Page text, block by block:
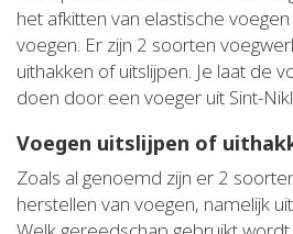
het afkitten van elastische
voegen. Er zijn 2 soorten
uithakken of uitslijpen. Je laat de
doen door een voeger uit Sint-
Voegen uitslijpen of
Zoals al genoemd zijn er 2
herstellen van voegen, namelijk